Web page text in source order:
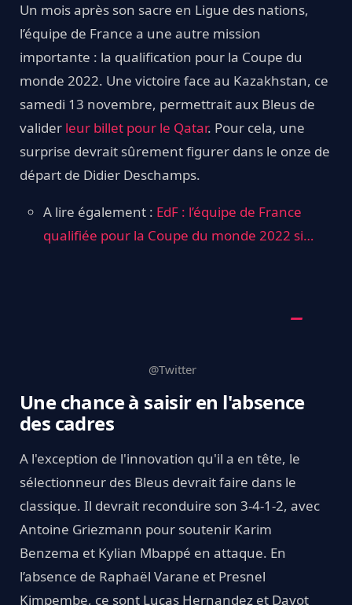
Un mois après son sacre en Ligue des nations,
l’équipe de France a une autre mission
importante : la qualification pour la Coupe du
monde 2022. Une victoire face au Kazakhstan, ce
samedi 13 novembre, permettrait aux Bleus de
valider leur billet pour le Qatar. Pour cela, une
surprise devrait sûrement figurer dans le onze de
départ de Didier Deschamps.
A lire également : EdF : l’équipe de France
qualifiée pour la Coupe du monde 2022 si…
@Twitter
Une chance à saisir en l'absence
des cadres
A l'exception de l'innovation qu'il a en tête, le
sélectionneur des Bleus devrait faire dans le
classique. Il devrait reconduire son 3-4-1-2, avec
Antoine Griezmann pour soutenir Karim
Benzema et Kylian Mbappé en attaque. En
l’absence de Raphaël Varane et Presnel
Kimpembe, ce sont Lucas Hernandez et Dayot